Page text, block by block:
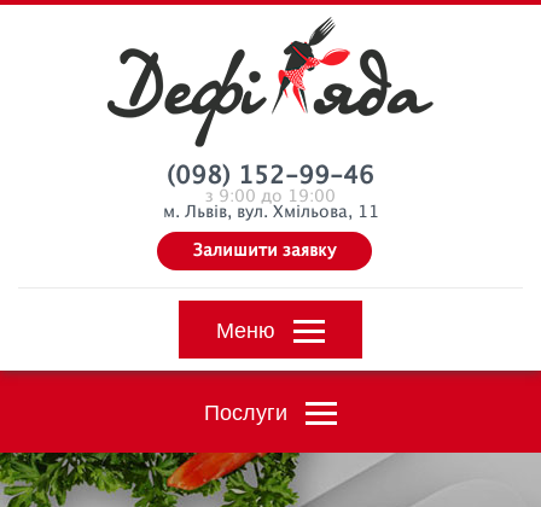
(098) 152-99-46
з 9:00 до 19:00
м. Львів, вул. Хмільова, 11
Залишити заявку
Меню
Послуги